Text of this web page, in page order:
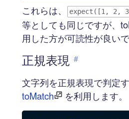
これらは、 expect([1, 2,
等としても同じですが、
用した方が可読性が良いで
正規表現 #
文字列を正規表現で判定す
toMatch
を利用します。